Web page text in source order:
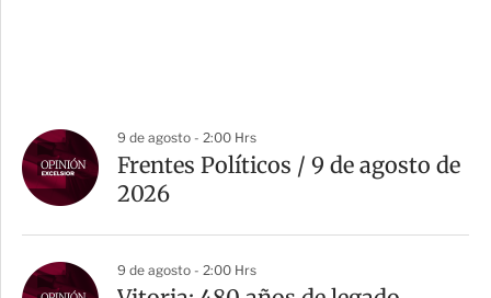
9 de agosto - 2:00 Hrs
Frentes Políticos / 9 de agosto de
2026
9 de agosto - 2:00 Hrs